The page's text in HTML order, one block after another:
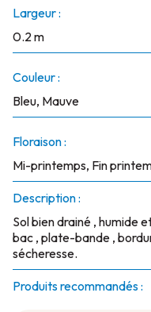
Largeur :
0.2 m
Couleur :
Bleu, Mauve
Floraison :
Mi-printemps, Fin
Description :
Sol bien drainé , humide
bac , plate-bande ,
sécheresse.
Produits recommandés :